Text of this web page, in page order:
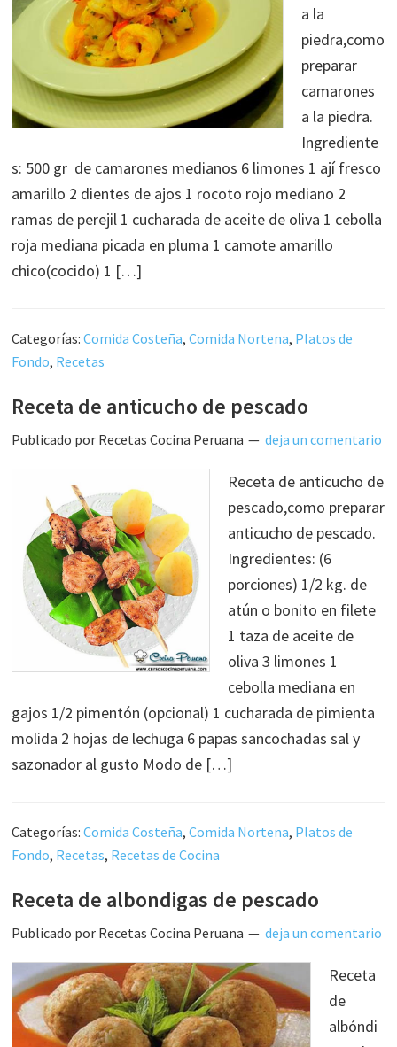
a la
piedra,como
preparar
camarones
a la piedra.
Ingrediente
s: 500 gr de camarones medianos 6 limones 1 ají fresco
amarillo 2 dientes de ajos 1 rocoto rojo mediano 2
ramas de perejil 1 cucharada de aceite de oliva 1 cebolla
roja mediana picada en pluma 1 camote amarillo
chico(cocido) 1 […]
Categorías:Comida Costeña,Comida Nortena, Platos de
Fondo, Recetas
Receta de anticucho de pescado
Publicado por Recetas Cocina Peruana deja un comentario
Receta de anticucho de
pescado,como preparar
anticucho de pescado.
Ingredientes: (6
porciones) 1/2 kg. de
atún o bonito en filete
1 taza de aceite de
oliva 3 limones 1
cebolla mediana en
gajos 1/2 pimentón (opcional) 1 cucharada de pimienta
molida 2 hojas de lechuga 6 papas sancochadas sal y
sazonador al gusto Modo de […]
Categorías:Comida Costeña,Comida Nortena, Platos de
Fondo, Recetas, Recetas de Cocina
Receta de albondigas de pescado
Publicado por Recetas Cocina Peruana deja un comentario
Receta
de
albóndi